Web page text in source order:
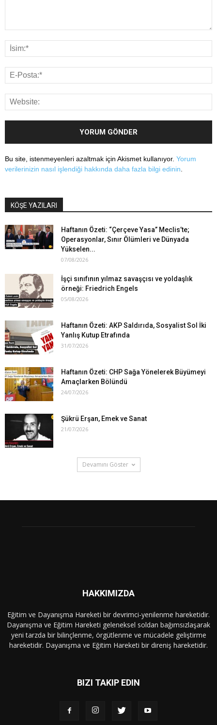
Bu site, istenmeyenleri azaltmak için Akismet kullanıyor. Yorum
verilerinizin nasıl işlendiği hakkında daha fazla bilgi edinin
KÖŞE YAZILARI
Haftanın Özeti: “Çerçeve Yasa” Meclis’te;
Operasyonlar, Sınır Ölümleri ve Dünyada
Yükselen...
07/08/2026
İşçi sınıfının yılmaz savaşçısı ve yoldaşlık
örneği: Friedrich Engels
05/08/2026
Haftanın Özeti: AKP Saldırıda, Sosyalist Sol İki
Yanlış Kutup Etrafında
31/07/2026
Haftanın Özeti: CHP Sağa Yönelerek Büyümeyi
Amaçlarken Bölündü
24/07/2026
Şükrü Erşan, Emek ve Sanat
21/07/2026
Devamını Göster
HAKKIMIZDA
Eğitim ve Dayanışma Hareketi bir devrimci-yenilenme hareketidir.
Dayanışma ve Eğitim Hareketi geleneksel soldan bağımsızlaşarak
yeni tarzda bir bilinçlenme, örgütlenme ve mücadele geliştirme
hareketidir. Dayanışma ve Eğitim Hareketi bir direniş hareketidir.
BIZI TAKIP EDIN